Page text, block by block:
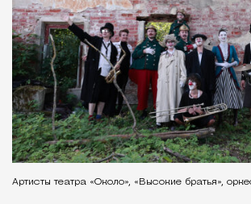
Артисты театра «Около», «Высокие братья»,